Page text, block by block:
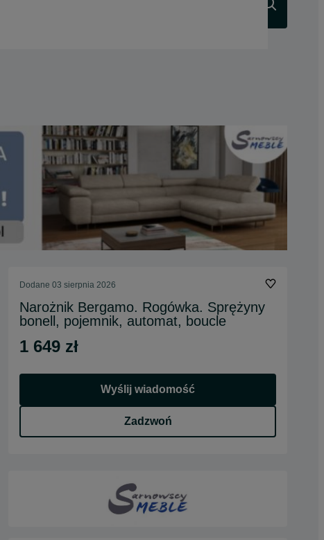
Dodane 03 sierpnia 2026
Narożnik Bergamo. Rogówka. Sprężyny
bonell, pojemnik, automat, boucle
1 649 zł
Wyślij wiadomość
Zadzwoń